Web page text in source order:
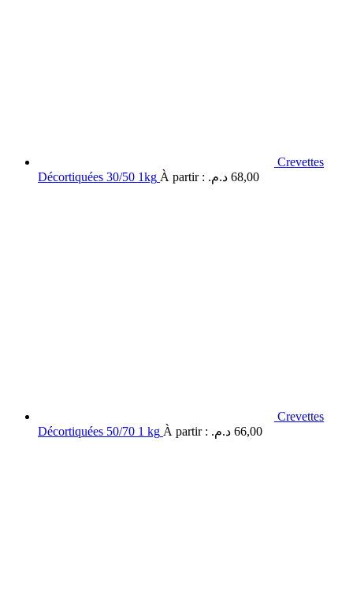
Crevettes
Décortiquées 30/50 1kg À partir : 68,00 د.م.
Crevettes
Décortiquées 50/70 1 kg À partir : 66,00 د.م.